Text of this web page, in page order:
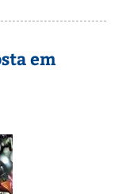
em